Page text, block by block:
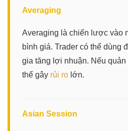
Averaging
Averaging là chiến lược vào
bình giá. Trader có thể dùng
gia tăng lợi nhuận. Nếu
thể gây rủi ro lớn.
Asian Session